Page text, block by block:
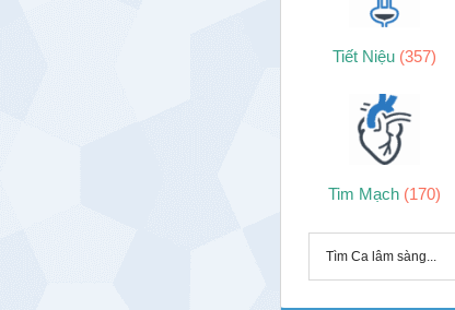
Tiết Niệu (357)
Tim Mạch (170)